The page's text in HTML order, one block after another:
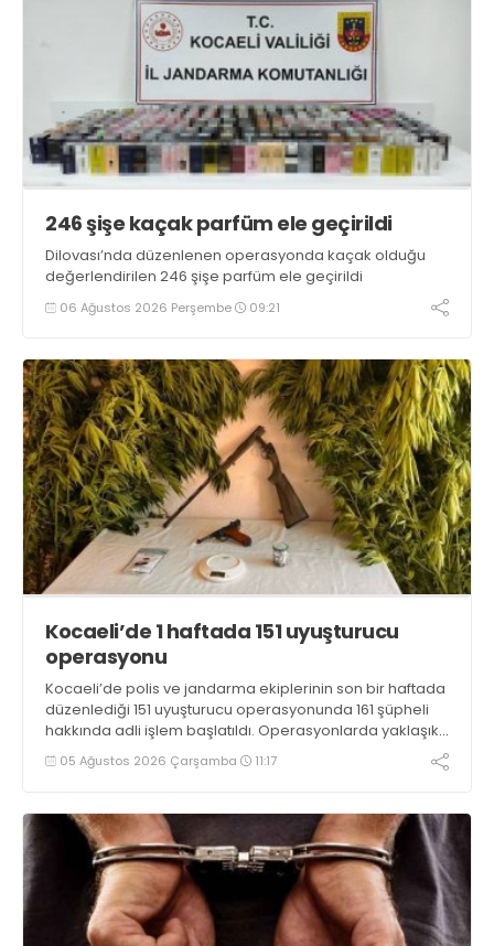
246 şişe kaçak parfüm ele geçirildi
Dilovası’nda düzenlenen operasyonda kaçak olduğu
değerlendirilen 246 şişe parfüm ele geçirildi
06 Ağustos 2026 Perşembe 09:21
Kocaeli’de 1 haftada 151 uyuşturucu
operasyonu
Kocaeli’de polis ve jandarma ekiplerinin son bir haftada
düzenlediği 151 uyuşturucu operasyonunda 161 şüpheli
hakkında adli işlem başlatıldı. Operasyonlarda yaklaşık
2 kilogram uyuşturucu madde ile 121 kök kenevir bitkisi
ele geçirilirken, 9 şüpheli tutuklandı
05 Ağustos 2026 Çarşamba 11:17